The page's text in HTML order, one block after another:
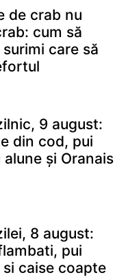
de crab nu
cum să
care să
9 august:
din cod, pui
alune și Oranais
8 august:
pui
caise coapte